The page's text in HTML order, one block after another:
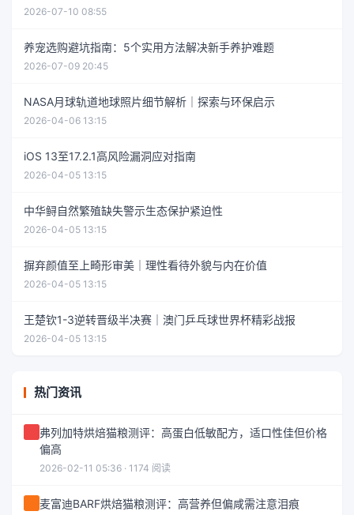
2026-07-10 08:55
养宠选购避坑指南：5个实用方法解决新手养护难题
2026-07-09 20:45
NASA月球轨道地球照片细节解析｜探索与环保启示
2026-04-06 13:15
iOS 13至17.2.1高风险漏洞应对指南
2026-04-05 13:15
中华鲟自然繁殖缺失警示生态保护紧迫性
2026-04-05 13:15
摒弃颜值至上畸形审美｜理性看待外貌与内在价值
2026-04-05 13:15
王楚钦1-3逆转晋级半决赛｜澳门乒乓球世界杯精彩战报
2026-04-05 13:15
热门资讯
弗列加特烘焙猫粮测评：高蛋白低敏配方，适口性佳但价格
偏高
2026-02-11 05:36 · 1174 阅读
麦富迪BARF烘焙猫粮测评：高营养但偏咸需注意泪痕